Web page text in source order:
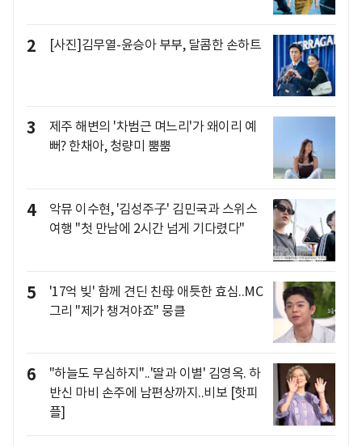
2 [사진]김무열-윤승아 부부, 달콤한 손하트
3
제주 해변의 '차범근 며느리'가 왜이리 예
뻐? 한채아, 청량미 뿜뿜
4
악뮤 이수현, '김성주子' 김민국과 스위스
여행 "첫 만남에 2시간 넘게 기다렸다"
5
'17억 빚' 함께 견딘 친母 애틋한 효심..MC
그리 "제가 챙겨야죠" 뭉클
6
"하늘도 무심하지"..'딸과 이별' 김영옥. 하
반신 마비 손주에 남편상까지..비보 [핫피
플]